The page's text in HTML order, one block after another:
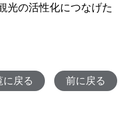
光の活性化につなげた
に戻る 前に戻る